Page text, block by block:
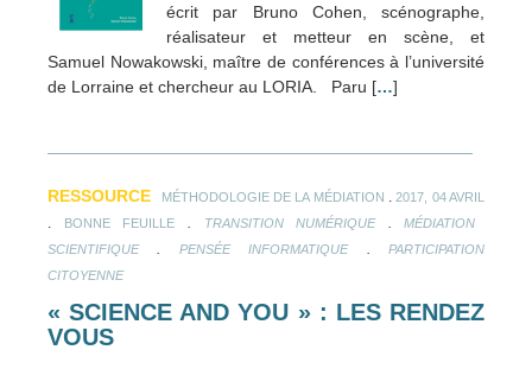
écrit par Bruno Cohen, scénographe,
réalisateur et metteur en scène, et
Samuel Nowakowski, maître de conférences à l’université
de Lorraine et chercheur au LORIA. Paru […]
RESSOURCE MÉTHODOLOGIE DE LA MÉDIATION .2017, 04 AVRIL
BONNE FEUILLE TRANSITION NUMÉRIQUE. MÉDIATION
SCIENTIFIQUE. PENSÉE INFORMATIQUE. PARTICIPATION
CITOYENNE
« SCIENCE AND YOU » : LES RENDEZ
VOUS